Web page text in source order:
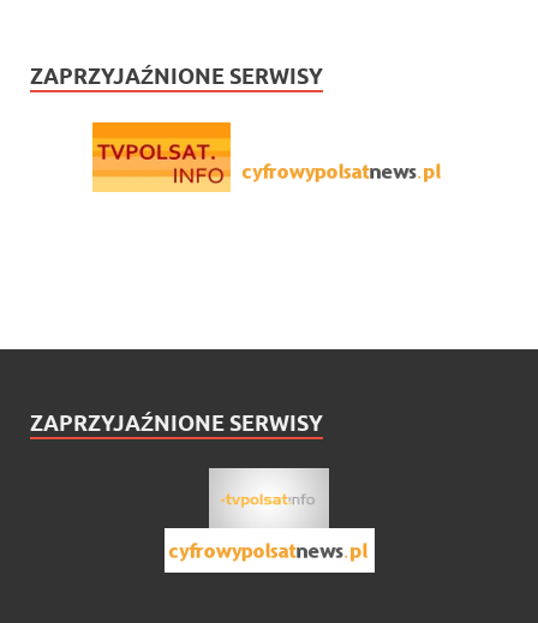
ZAPRZYJAŹNIONE SERWISY
ZAPRZYJAŹNIONE SERWISY